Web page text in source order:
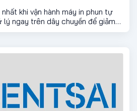
khi vận hành máy in phun tự
lý ngay trên dây chuyền để giảm